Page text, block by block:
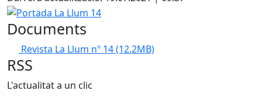
Portada La Llum 14
Documents
Revista La Llum nº 14(12.2MB)
RSS
L'actualitat a un clic